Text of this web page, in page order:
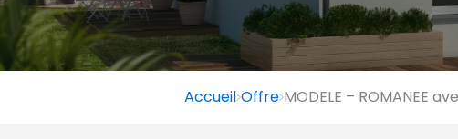
Accueil Offre MODELE – ROMANEE